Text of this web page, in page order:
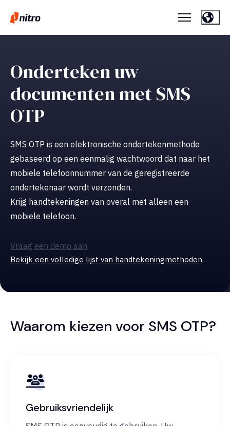
Onderteken uw
documenten met SMS
OTP
SMS OTP is een elektronische ondertekenmethode
gebaseerd op een eenmalig wachtwoord dat naar het
mobiele telefoonnummer van de geregistreerde
ondertekenaar wordt verzonden.
Krijg handtekeningen van overal met alleen een
mobiele telefoon.
Vraag een demo aan
Bekijk een volledige lijst van handtekeningmethoden
Waarom kiezen voor SMS OTP?
Gebruiksvriendelijk